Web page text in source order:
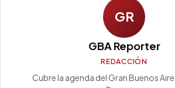
GR
GBA Reporter
REDACCIÓN
Cubre la agenda del Gran Buenos